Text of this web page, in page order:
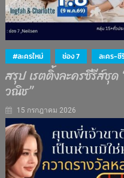
#ละครใหม่ ช่อง 7 ละคร-ซี
สรุป เรตติ้งละครซีรีส์ชุด
วณิช”
15 กรกฎาคม 2026